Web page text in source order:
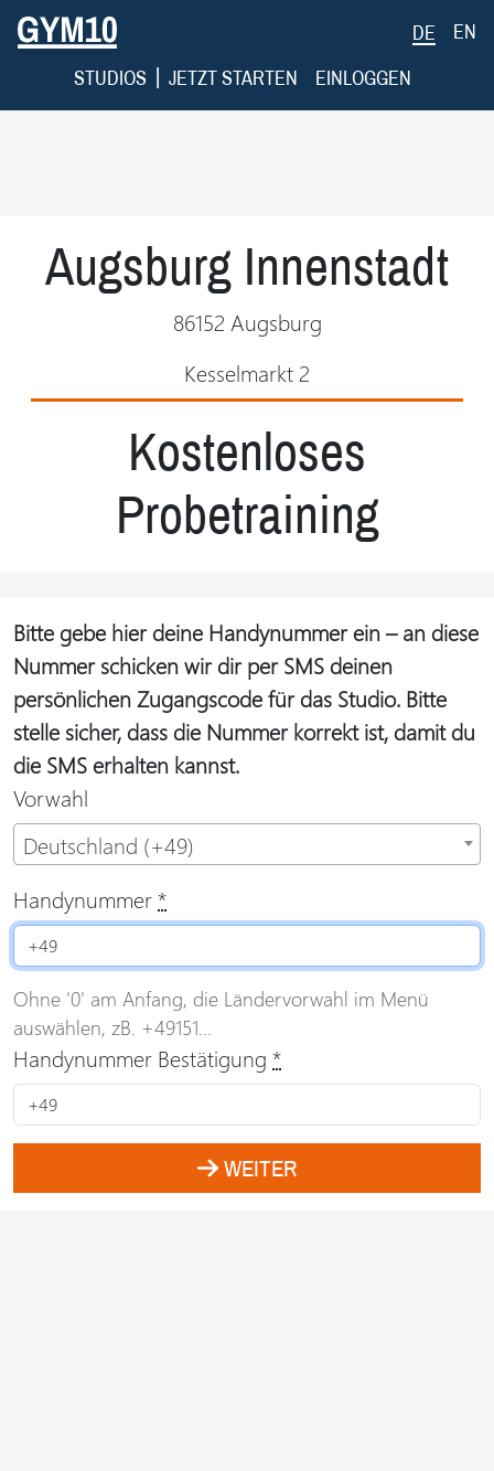
DE
EN
STUDIOS | JETZT STARTEN EINLOGGEN
Augsburg Innenstadt
86152 Augsburg
Kesselmarkt 2
Kostenloses
Probetraining
Bitte gebe hier deine Handynummer ein – an diese
Nummer schicken wir dir per SMS deinen
persönlichen Zugangscode für das Studio. Bitte
stelle sicher, dass die Nummer korrekt ist, damit du
die SMS erhalten kannst.
Vorwahl
Deutschland (+49)
Handynummer*
Ohne '0' am Anfang, die Ländervorwahl im Menü
auswählen, zB. +49151...
Handynummer Bestätigung *
WEITER